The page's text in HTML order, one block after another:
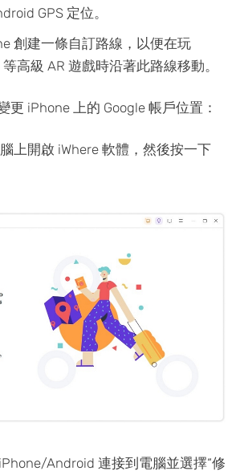
GPS 定位。
創建一條自訂路線，以便在玩
高級 AR 遊戲時沿著此路線移動。
更 iPhone 上的 Google 帳戶位置：
上開啟 iWhere 軟體，然後按一下
Android 連接到電腦並選擇“修